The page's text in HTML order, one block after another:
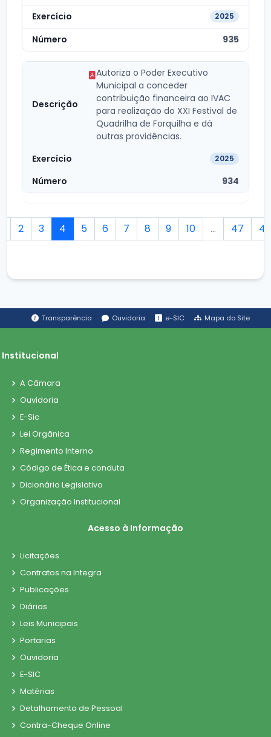
2025
935
Autoriza o Poder Executivo
Municipal a conceder
contribuição financeira ao IVAC
para realização do XXI Festival de
Quadrilha de Forquilha e dá
outras providências.
2025
934
2 3 4 5 6 7 8 9 10 ... 47 48
Transparência Ouvidoria e-SIC Mapa do Site
Institucional
A Câmara
Ouvidoria
E-Sic
Lei Orgânica
Regimento Interno
Código de Ética e conduta
Dicionário Legislativo
Organização Institucional
Acesso à Informação
Licitações
Contratos na Integra
Publicações
Diárias
Leis Municipais
Portarias
Ouvidoria
E-SIC
Matérias
Detalhamento de Pessoal
Contra-Cheque Online